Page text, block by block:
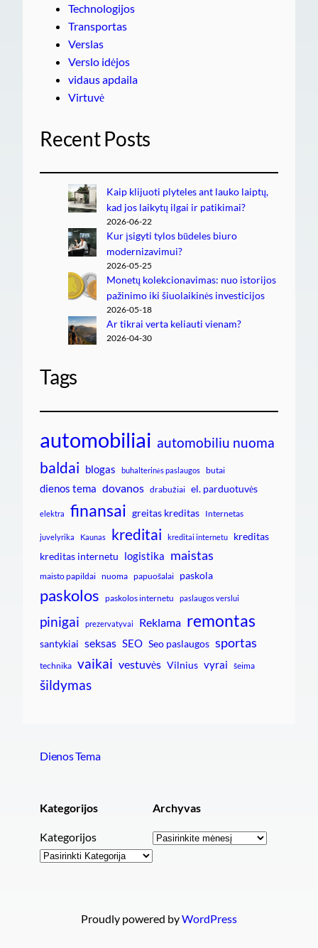
Technologijos
Transportas
Verslas
Verslo idėjos
vidaus apdaila
Virtuvė
Recent Posts
Kaip klijuoti plyteles ant lauko laiptų,
kad jos laikytų ilgai ir patikimai?
2026-06-22
Kur įsigyti tylos būdeles biuro
modernizavimui?
2026-05-25
Monetų kolekcionavimas: nuo istorijos
pažinimo iki šiuolaikinės investicijos
2026-05-18
Ar tikrai verta keliauti vienam?
2026-04-30
Tags
automobiliai automobiliu nuoma
baldai blogas buhalterinės paslaugos butai
dienos tema dovanos drabužiai el. parduotuvės
elektra finansai greitas kreditas Internetas
juvelyrika Kaunas kreditai kreditai internetu
kreditas
kreditas internetu logistika maistas
maisto papildai nuoma papuošalai paskola
paskolos paskolos internetu paslaugos verslui
pinigai prezervatyvai Reklama remontas
santykiai seksas SEO Seo paslaugos sportas
technika vaikai vestuvės Vilnius vyrai šeima
šildymas
Dienos Tema
Kategorijos
Kategorijos
Archyvas
Archyvai
Proudly powered byWordPress